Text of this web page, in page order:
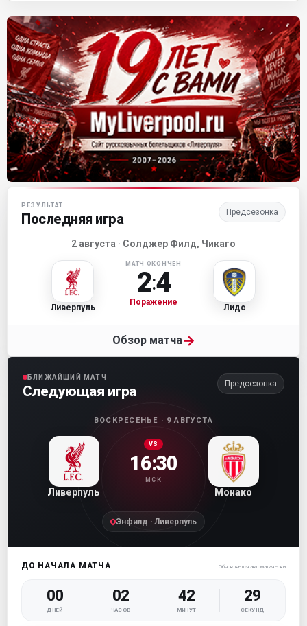
Матч-центр «Ливерпуля»
РЕЗУЛЬТАТ
Последняя игра Предсезонка
2 августа · Солджер Филд, Чикаго
Ливерпуль
МАТЧ ОКОНЧЕН
2:4
Поражение
Лидс
Обзор матча→
БЛИЖАЙШИЙ МАТЧ
Следующая игра Предсезонка
ВОСКРЕСЕНЬЕ · 9 АВГУСТА
Ливерпуль
VS
16:30
МСК
Монако
Энфилд · Ливерпуль
ДО НАЧАЛА МАТЧА Обновляется автоматически
00
ДНЕЙ
02
ЧАСОВ
42
МИНУТ
28
СЕКУНД